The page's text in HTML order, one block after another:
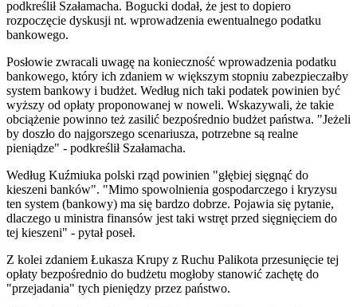
podkreślił Szałamacha. Bogucki dodał, że jest to dopiero
rozpoczęcie dyskusji nt. wprowadzenia ewentualnego podatku
bankowego.
Posłowie zwracali uwagę na konieczność wprowadzenia podatku
bankowego, który ich zdaniem w większym stopniu zabezpieczałby
system bankowy i budżet. Według nich taki podatek powinien być
wyższy od opłaty proponowanej w noweli. Wskazywali, że takie
obciążenie powinno też zasilić bezpośrednio budżet państwa. "Jeżeli
by doszło do najgorszego scenariusza, potrzebne są realne
pieniądze" - podkreślił Szałamacha.
Według Kuźmiuka polski rząd powinien "głębiej sięgnąć do
kieszeni banków". "Mimo spowolnienia gospodarczego i kryzysu
ten system (bankowy) ma się bardzo dobrze. Pojawia się pytanie,
dlaczego u ministra finansów jest taki wstręt przed sięgnięciem do
tej kieszeni" - pytał poseł.
Z kolei zdaniem Łukasza Krupy z Ruchu Palikota przesunięcie tej
opłaty bezpośrednio do budżetu mogłoby stanowić zachętę do
"przejadania" tych pieniędzy przez państwo.